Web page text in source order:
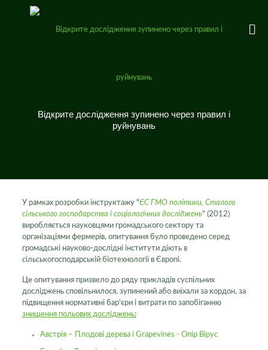
Відкрите дослідження зупинено через правил і
руйнувань
У рамках розробки інструктажу "ЄС ГМО політики, Сталого
сільського господарства і соціологічних досліджень" (2012)
виробляється науковцями громадського сектору та
організаціями фермерів, опитування було проведено серед
громадські науково-дослідні інститути діють в
сільськогосподарській біотехнології в Європі.
Це опитування призвело до ряду прикладів суспільних
досліджень сповільнилося, зупинений або виїхали за кордон, за
підвищення нормативні бар'єри і витрати по запобіганню
знищення польових досліджень:
Австрія – Плодові дерева і Grapevines - Опір Вірус